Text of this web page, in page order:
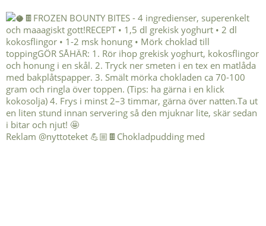
Reklam @nyttoteket 💪🏼🍫Chokladpudding med